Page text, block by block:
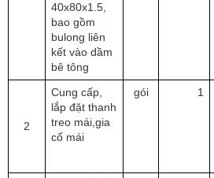
40x80x1.5,
bao gồm
bulong liên
kết vào dầm
bê tông
2
Cung cấp,
lắp đặt thanh
treo mái,gia
cố mái
gói 1